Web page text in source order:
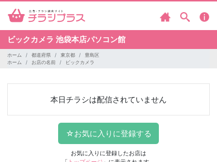
ビックカメラ 池袋本店パソコン館
ホーム 都道府県 東京都
豊島区
ホーム
お店の名前 ビックカメラ
本日チラシは配信されていません
お気に入りに登録したお店は